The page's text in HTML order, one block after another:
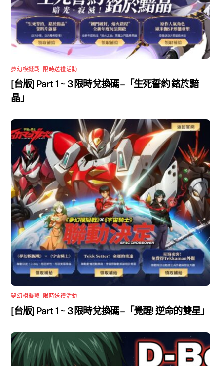
夢幻模擬戰 限時送禮活動
[台版] Part 1 ~ 3 限時兌換碼 –「生死誓約 銘於黯
晶」
夢幻模擬戰 限時送禮活動
[台版] Part 1 ~ 3 限時兌換碼 –「覺醒! 逆命的雙星」